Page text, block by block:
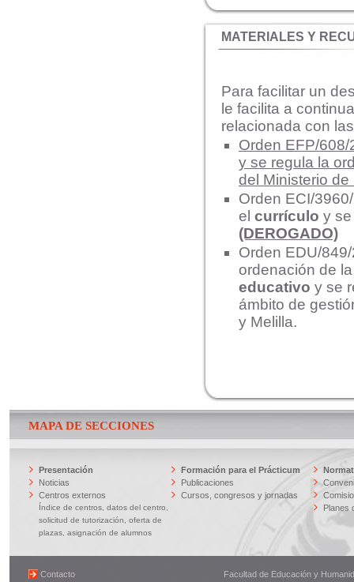
MATERIALES Y
Para facilitar un
le facilita a
relacionada con
Orden EFP/
y se regula la
del Ministerio
Orden ECI/
el currículo y
(DEROGADO)
Orden EDU/
ordenación de
educativo y se
ámbito de
y Melilla.
MAPA DE SECCIONES
Presentación
Noticias
Centros externos
Índice de centros, datos del centro,
solicitud de tutorización, oferta de
plazas, asignación de alumnos
Formación para el Prácticum
Publicaciones
Cursos, congresos y jornadas
Planes
Contacto Facultad de Educación y